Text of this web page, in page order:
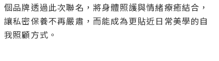
個品牌透過此次聯名，將身體照護與情緒療癒結合，
讓私密保養不再嚴肅，而能成為更貼近日常美學的自